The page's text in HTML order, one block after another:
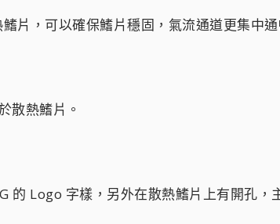
片，可以確保鰭片穩固，氣流通道更集中通
散熱鰭片。
的 Logo 字樣，另外在散熱鰭片上有開孔